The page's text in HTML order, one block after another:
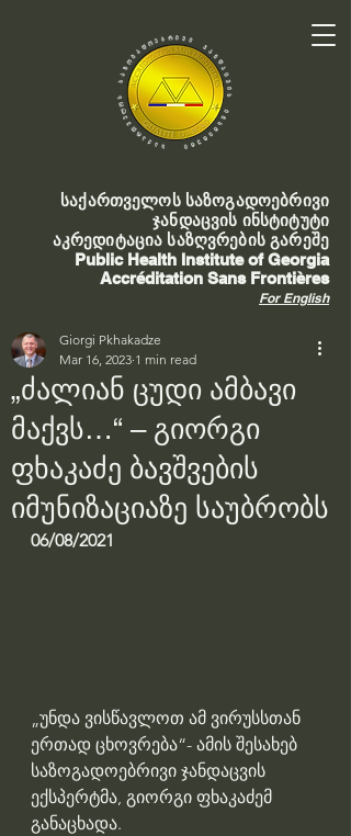
საქართველოს საზოგადოებრივი
ჯანდაცვის ინსტიტუტი
აკრედიტაცია საზღვრების გარეშე
Public Health Institute of Georgia
Accréditation Sans Frontières
For English
„ძალიან ცუდი ამბავი
მაქვს…“ – გიორგი
ფხაკაძე ბავშვების
იმუნიზაციაზე საუბრობს
Giorgi Pkhakadze
Mar 16, 2023 1 min read
06/08/2021
„უნდა ვისწავლოთ ამ ვირუსსთან
ერთად ცხოვრება“- ამის შესახებ
საზოგადოებრივი ჯანდაცვის
ექსპერტმა, გიორგი ფხაკაძემ
განაცხადა.